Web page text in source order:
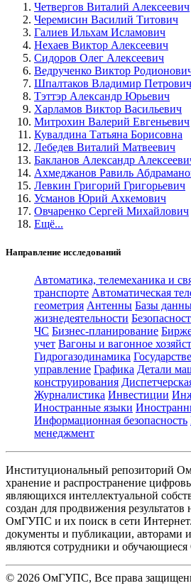
Четвергов Виталий Алексеевич
Черемисин Василий Титович
Галиев Ильхам Исламович
Нехаев Виктор Алексеевич
Сидоров Олег Алексеевич
Ведрученко Виктор
Шпалтаков Владимир Петрович
Тэттэр Александр Юрьевич
Харламов Виктор Васильевич
Митрохин Валерий Евгеньевич
Кувалдина Татьяна Борисовна
Лебедев Виталий Матвеевич
Бакланов Александр
Ахмеджанов Равиль
Левкин Григорий Григорьевич
Усманов Юрий Ахкемович
Овчаренко Сергей Михайлович
Ещё...
Направление исследований
Автоматика, телемеханика и
транспорте Автоматическая
геометрия Антенны Базы
жизнедеятельности
ЧС Бизнес-планирование
учет Вагоны и вагонное
Гидрогазодинамика
управление Графика Детали
конструирования
Журналистика Инвестиции
Иностранные языки
Информационная безопасность
менеджмент
Институциональный репозиторий
хранение и распространение
являющихся интеллектуальной
создан для продвижения
ОмГУПС и их поиск в сети
документы и публикации, авторами
являются сотрудники и
© 2026 ОмГУПС, Все права